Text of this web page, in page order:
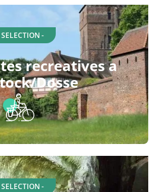
-
recreatives a
Dosse
-